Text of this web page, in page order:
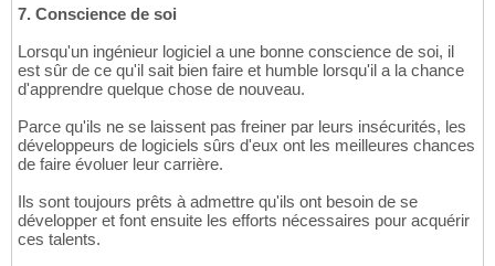
7. Conscience de soi
Lorsqu'un ingénieur logiciel a une bonne conscience de soi, il
est sûr de ce qu'il sait bien faire et humble lorsqu'il a la chance
d'apprendre quelque chose de nouveau.
Parce qu'ils ne se laissent pas freiner par leurs insécurités, les
développeurs de logiciels sûrs d'eux ont les meilleures chances
de faire évoluer leur carrière.
Ils sont toujours prêts à admettre qu'ils ont besoin de se
développer et font ensuite les efforts nécessaires pour acquérir
ces talents.